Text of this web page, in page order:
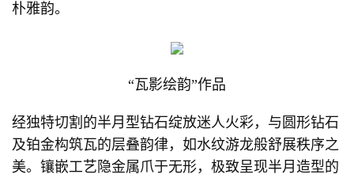
朴雅韵。
“瓦影绘韵”作品
经独特切割的半月型钻石绽放迷人火彩，与圆形钻石
及铂金构筑瓦的层叠韵律，如水纹游龙般舒展秩序之
美。镶嵌工艺隐金属爪于无形，极致呈现半月造型的